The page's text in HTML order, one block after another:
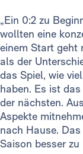
„Ein 0:2 zu
wollten eine
einem Start geht
als der
das Spiel, wie
haben. Es ist
der nächsten.
Aspekte
nach Hause.
Saison besser zu